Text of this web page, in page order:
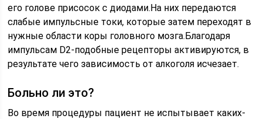
его голове присосок с диодами.На них передаются
слабые импульсные токи, которые затем переходят в
нужные области коры головного мозга.Благодаря
импульсам D2-подобные рецепторы активируются, в
результате чего зависимость от алкоголя исчезает.
Больно ли это?
Во время процедуры пациент не испытывает каких-